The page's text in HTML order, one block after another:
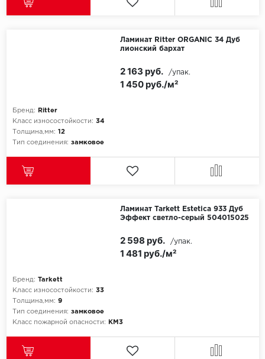
Ламинат Ritter ORGANIC 34 Дуб
лионский бархат
Бренд:
Ritter
Класс износостойкости: 34
Толщина,мм: 12
Тип соединения: замковое
1 450 руб./м²
2 163 руб. /упак.
Ламинат Tarkett Estetica 933 Дуб
Эффект светло-серый 504015025
Бренд: Tarkett
Класс износостойкости: 33
Толщина,мм: 9
Тип соединения: замковое
Класс пожарной опасности:
КМ3
1 481 руб./м²
2 598 руб. /упак.